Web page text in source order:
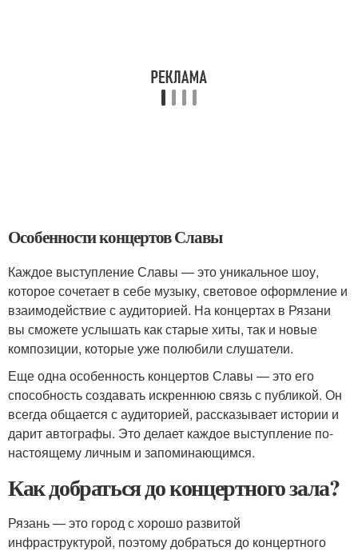
Особенности концертов Славы
Каждое выступление Славы — это уникальное шоу,
которое сочетает в себе музыку, световое оформление и
взаимодействие с аудиторией. На концертах в Рязани
вы сможете услышать как старые хиты, так и новые
композиции, которые уже полюбили слушатели.
Еще одна особенность концертов Славы — это его
способность создавать искреннюю связь с публикой. Он
всегда общается с аудиторией, рассказывает истории и
дарит автографы. Это делает каждое выступление по-
настоящему личным и запоминающимся.
Как добраться до концертного зала?
Рязань — это город с хорошо развитой
инфраструктурой, поэтому добраться до концертного